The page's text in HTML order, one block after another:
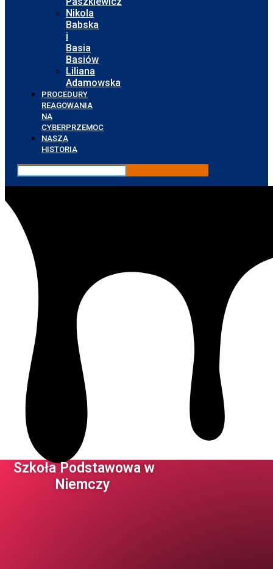
Nikola
Babska
i
Basia
Basiów
Liliana
Adamowska
PROCEDURY
REAGOWANIA
NA
CYBERPRZEMOC
NASZA
HISTORIA
Szkoła Podstawowa w
Niemczy ​